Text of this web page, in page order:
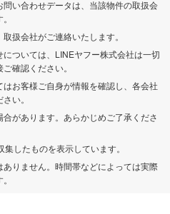
い合わせデータは、当該物件の取扱会
扱会社がご連絡いたします。
ついては、LINEヤフー株式会社は一切
確認ください。
お客様ご自身が情報を確認し、各会社
い。
があります。あらかじめご了承くださ
したものを表示しています。
りません。時間帯などによっては実際